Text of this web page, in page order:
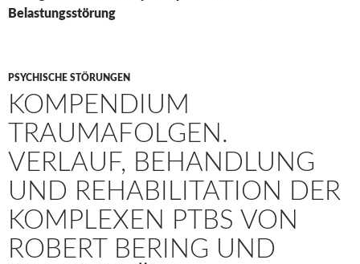
Belastungsstörung
PSYCHISCHE STÖRUNGEN
KOMPENDIUM
TRAUMAFOLGEN.
VERLAUF, BEHANDLUNG
UND REHABILITATION DER
KOMPLEXEN PTBS VON
ROBERT BERING UND